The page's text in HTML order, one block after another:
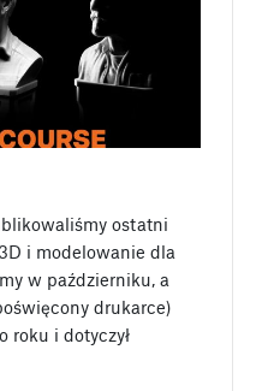
ostatni
i modelowanie dla
w październiku, a
drukarce)
roku i dotyczył